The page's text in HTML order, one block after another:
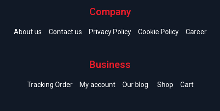
Company
About us Contact us Privacy Policy Cookie Policy Career
Business
Tracking Order My account Our blog Shop Cart